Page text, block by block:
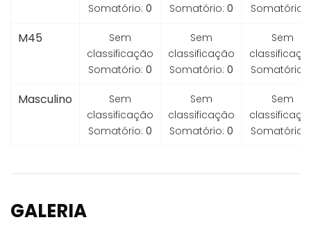
Somatório: 0
Somatório: 0
Somatório:
M45
Sem
classificação
Somatório: 0
Sem
classificação
Somatório: 0
Sem
Somatório:
Masculino
Sem
classificação
Somatório: 0
Sem
classificação
Somatório: 0
Sem
Somatório:
GALERIA